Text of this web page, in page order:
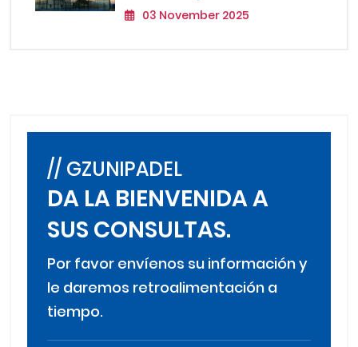
03 November 2025
// GZUNIPADEL
DA LA BIENVENIDA A
SUS CONSULTAS.
Por favor envíenos su información y
le daremos retroalimentación a
tiempo.